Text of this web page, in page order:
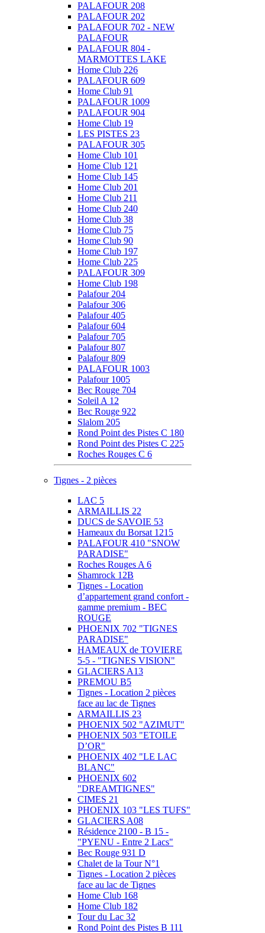
PALAFOUR 208
PALAFOUR 202
PALAFOUR 702 - NEW
PALAFOUR
PALAFOUR 804 -
MARMOTTES LAKE
Home Club 226
PALAFOUR 609
Home Club 91
PALAFOUR 1009
PALAFOUR 904
Home Club 19
LES PISTES 23
PALAFOUR 305
Home Club 101
Home Club 121
Home Club 145
Home Club 201
Home Club 211
Home Club 240
Home Club 38
Home Club 75
Home Club 90
Home Club 197
Home Club 225
PALAFOUR 309
Home Club 198
Palafour 204
Palafour 306
Palafour 405
Palafour 604
Palafour 705
Palafour 807
Palafour 809
PALAFOUR 1003
Palafour 1005
Bec Rouge 704
Soleil A 12
Bec Rouge 922
Slalom 205
Rond Point des Pistes C 180
Rond Point des Pistes C 225
Roches Rouges C 6
Tignes - 2 pièces
LAC 5
ARMAILLIS 22
DUCS de SAVOIE 53
Hameaux du Borsat 1215
PALAFOUR 410 "SNOW
PARADISE"
Roches Rouges A 6
Shamrock 12B
Tignes - Location
d’appartement grand confort -
gamme premium - BEC
ROUGE
PHOENIX 702 "TIGNES
PARADISE"
HAMEAUX de TOVIERE
5-5 - "TIGNES VISION"
GLACIERS A13
PREMOU B5
Tignes - Location 2 pièces
face au lac de Tignes
ARMAILLIS 23
PHOENIX 502 "AZIMUT"
PHOENIX 503 "ETOILE
D’OR"
PHOENIX 402 "LE LAC
BLANC"
PHOENIX 602
"DREAMTIGNES"
CIMES 21
PHOENIX 103 "LES TUFS"
GLACIERS A08
Résidence 2100 - B 15 -
"PYENU - Entre 2 Lacs"
Bec Rouge 931 D
Chalet de la Tour N°1
Tignes - Location 2 pièces
face au lac de Tignes
Home Club 168
Home Club 182
Tour du Lac 32
Rond Point des Pistes B 111